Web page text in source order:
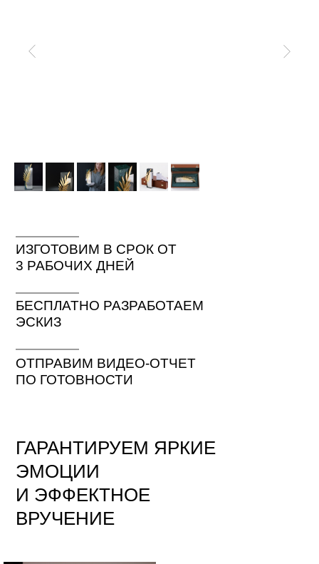
ИЗГОТОВИМ В СРОК ОТ
3 РАБОЧИХ ДНЕЙ
БЕСПЛАТНО РАЗРАБОТАЕМ
ЭСКИЗ
ОТПРАВИМ ВИДЕО-ОТЧЕТ
ПО ГОТОВНОСТИ
ГАРАНТИРУЕМ ЯРКИЕ
ЭМОЦИИ
И ЭФФЕКТНОЕ
ВРУЧЕНИЕ